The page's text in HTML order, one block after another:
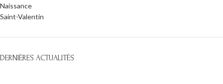
Naissance
Saint-Valentin
DERNIÈRES ACTUALITÉS